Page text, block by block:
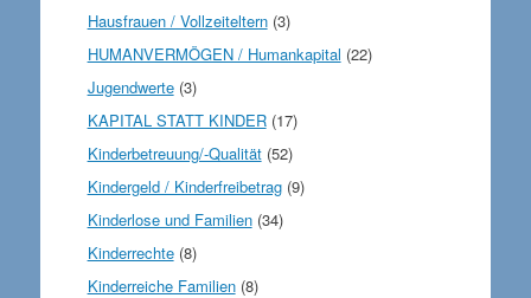
Hausfrauen / Vollzeiteltern(3)
HUMANVERMÖGEN / Humankapital (22)
Jugendwerte(3)
KAPITAL STATT KINDER(17)
Kinderbetreuung/-Qualität(52)
Kindergeld / Kinderfreibetrag(9)
Kinderlose und Familien(34)
Kinderrechte(8)
Kinderreiche Familien(8)